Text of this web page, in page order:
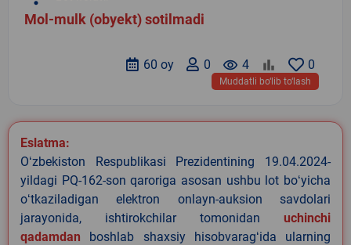
Mol-mulk (obyekt) sotilmadi
0
remove_red_eye 4
0
60 oy
Muddatli bo‘lib to‘lash
Eslatma:
Oʻzbekiston Respublikasi Prezidentining 19.04.2024-
yildagi PQ-162-son qaroriga asosan ushbu lot boʻyicha
oʻtkaziladigan elektron onlayn-auksion savdolari
jarayonida, ishtirokchilar tomonidan uchinchi
qadamdan boshlab shaxsiy hisobvaragʻida ularning